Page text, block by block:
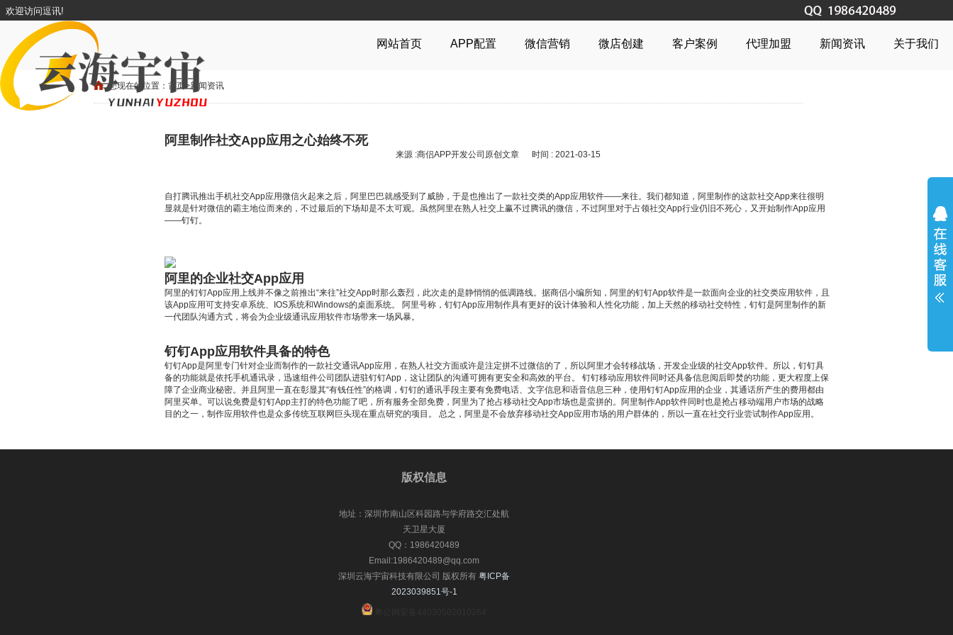
欢迎访问逗讯!
网站首页 APP配置 微信营销 微店创建 客户案例 代理加盟 新闻资讯 关于我们
您现在的位置： 首页 >新闻资讯
阿里制作社交App应用之心始终不死
来源 :商侣APP开发公司原创文章 时间 : 2021-03-15
自打腾讯推出手机社交App应用微信火起来之后，阿里巴巴就感受到了威胁，于是也推出了一款社交类的App应用软件——来往。我们都知道，阿里制作的这款社交App来往很明
显就是针对微信的霸主地位而来的，不过最后的下场却是不太可观。虽然阿里在熟人社交上赢不过腾讯的微信，不过阿里对于占领社交App行业仍旧不死心，又开始制作App应用
——钉钉。
阿里的企业社交App应用
阿里的钉钉App应用上线并不像之前推出“来往”社交App时那么轰烈，此次走的是静悄悄的低调路线。据商侣小编所知，阿里的钉钉App软件是一款面向企业的社交类应用软件，且
该App应用可支持安卓系统、IOS系统和Windows的桌面系统。 阿里号称，钉钉App应用制作具有更好的设计体验和人性化功能，加上天然的移动社交特性，钉钉是阿里制作的新
一代团队沟通方式，将会为企业级通讯应用软件市场带来一场风暴。
钉钉App应用软件具备的特色
钉钉App是阿里专门针对企业而制作的一款社交通讯App应用，在熟人社交方面或许是注定拼不过微信的了，所以阿里才会转移战场，开发企业级的社交App软件。所以，钉钉具
备的功能就是依托手机通讯录，迅速组件公司团队进驻钉钉App，这让团队的沟通可拥有更安全和高效的平台。 钉钉移动应用软件同时还具备信息阅后即焚的功能，更大程度上保
障了企业商业秘密。并且阿里一直在彰显其“有钱任性”的格调，钉钉的通讯手段主要有免费电话、文字信息和语音信息三种，使用钉钉App应用的企业，其通话所产生的费用都由
阿里买单。可以说免费是钉钉App主打的特色功能了吧，所有服务全部免费，阿里为了抢占移动社交App市场也是蛮拼的。阿里制作App软件同时也是抢占移动端用户市场的战略
目的之一，制作应用软件也是众多传统互联网巨头现在重点研究的项目。 总之，阿里是不会放弃移动社交App应用市场的用户群体的，所以一直在社交行业尝试制作App应用。
版权信息
地址：深圳市南山区科园路与学府路交汇处航
天卫星大厦
QQ：1986420489
Email:1986420489@qq.com
深圳云海宇宙科技有限公司 版权所有 粤ICP备
2023039851号-1